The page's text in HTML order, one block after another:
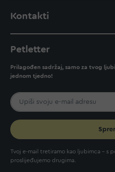
Kontakti
Petletter
Prilagođen sadržaj, samo za tvog
jednom tjedno!
Tvoj e-mail tretiramo kao ljubimca - s
proslijeđujemo drugima.